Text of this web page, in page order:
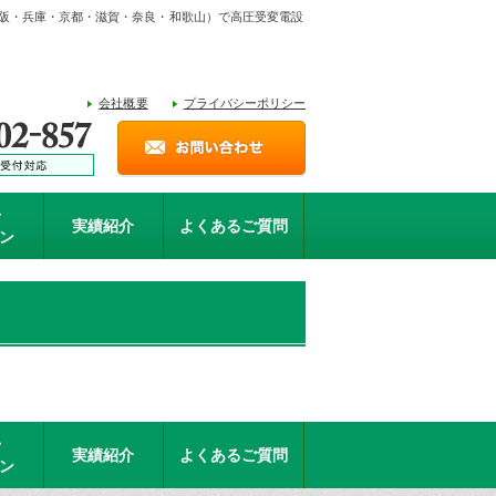
・兵庫・京都・滋賀・奈良・和歌山）で高圧受変電設
会社概要 プライバシーポリシー
実績紹介 よくあるご質問
実績紹介 よくあるご質問